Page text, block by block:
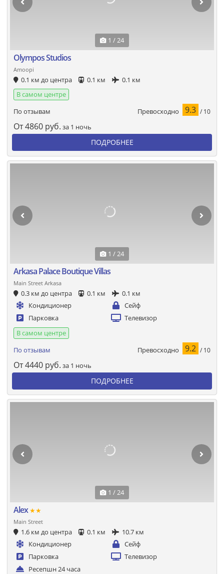
1 / 24
Olympos Studios
Amoopi
0.1 км до центра 0.1 км
0.1 км
В самом центре
По отзывам
Превосходно 9.3 / 10
От4860 руб. за 1 ночь
ПОДРОБНЕЕ
1 / 24
Arkasa Palace Boutique Villas
Main Street Arkasa
0.3 км до центра 0.1 км
0.1 км
Кондиционер
Сейф
Парковка
Телевизор
В самом центре
По отзывам
Превосходно 9.2 / 10
От4440 руб. за 1 ночь
ПОДРОБНЕЕ
1 / 24
Alex★★
Main Street
1.6 км до центра 0.1 км
10.7 км
Кондиционер
Сейф
Парковка
Телевизор
Ресепшн 24 часа